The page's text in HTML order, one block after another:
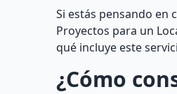
Si estás pensando en
Proyectos para un
qué incluye este
¿Cómo